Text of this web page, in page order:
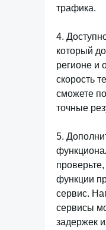
трафика.
4.
который
регионе и
скорость
сможете
точные
5.
функции
сервис.
сервисы
задержек